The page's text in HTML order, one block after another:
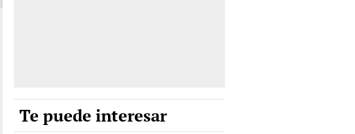
Te puede interesar